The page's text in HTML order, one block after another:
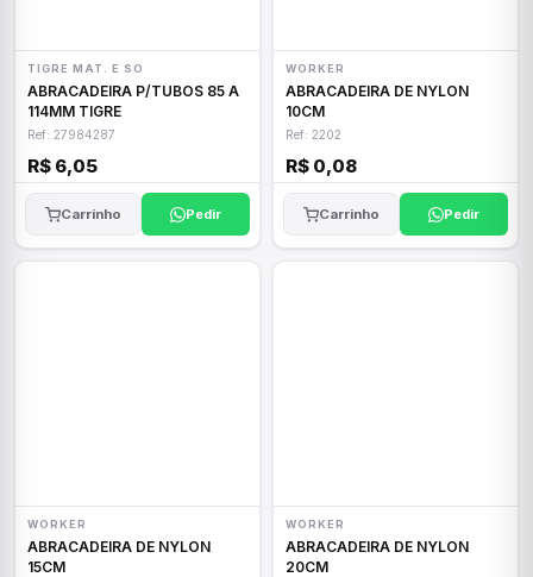
TIGRE MAT. E SO
ABRACADEIRA P/TUBOS 85 A
114MM TIGRE
Ref: 27984287
R$ 6,05
Carrinho Pedir
WORKER
ABRACADEIRA DE NYLON
10CM
Ref: 2202
R$ 0,08
Carrinho Pedir
WORKER
ABRACADEIRA DE NYLON
15CM
WORKER
ABRACADEIRA DE NYLON
20CM